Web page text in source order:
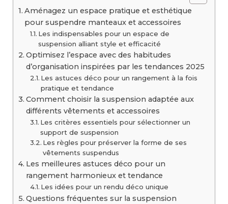
Aménagez un espace pratique et esthétique
pour suspendre manteaux et accessoires
Les indispensables pour un espace de
suspension alliant style et efficacité
Optimisez l’espace avec des habitudes
d’organisation inspirées par les tendances 2025
Les astuces déco pour un rangement à la fois
pratique et tendance
Comment choisir la suspension adaptée aux
différents vêtements et accessoires
Les critères essentiels pour sélectionner un
support de suspension
Les règles pour préserver la forme de ses
vêtements suspendus
Les meilleures astuces déco pour un
rangement harmonieux et tendance
Les idées pour un rendu déco unique
Questions fréquentes sur la suspension